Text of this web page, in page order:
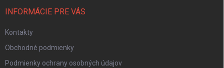
INFORMÁCIE PRE VÁS
Kontakty
Obchodné podmienky
Podmienky ochrany osobných údajov